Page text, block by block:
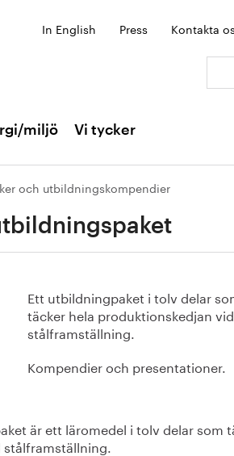
In English Press Kontakta
miljö Vi tycker
och utbildningskompendier
Ett utbildningpaket i tolv delar
täcker hela produktionskedjan vid
stålframställning.
Kompendier och presentationer.
är ett läromedel i tolv delar som